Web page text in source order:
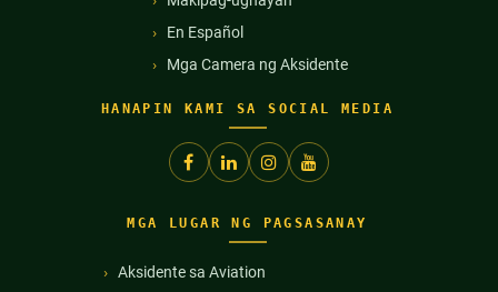
En Español
Mga Camera ng Aksidente
HANAPIN KAMI SA SOCIAL MEDIA
MGA LUGAR NG PAGSASANAY
Aksidente sa Aviation